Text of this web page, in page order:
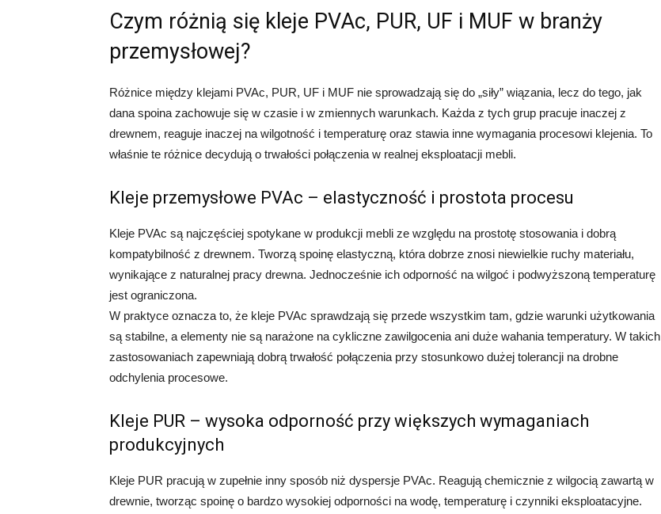
Czym różnią się kleje PVAc, PUR, UF i MUF w branży
przemysłowej?
Różnice między klejami PVAc, PUR, UF i MUF nie sprowadzają się do „siły” wiązania, lecz do tego, jak
dana spoina zachowuje się w czasie i w zmiennych warunkach. Każda z tych grup pracuje inaczej z
drewnem, reaguje inaczej na wilgotność i temperaturę oraz stawia inne wymagania procesowi klejenia. To
właśnie te różnice decydują o trwałości połączenia w realnej eksploatacji mebli.
Kleje przemysłowe PVAc – elastyczność i prostota procesu
Kleje PVAc są najczęściej spotykane w produkcji mebli ze względu na prostotę stosowania i dobrą
kompatybilność z drewnem. Tworzą spoinę elastyczną, która dobrze znosi niewielkie ruchy materiału,
wynikające z naturalnej pracy drewna. Jednocześnie ich odporność na wilgoć i podwyższoną temperaturę
jest ograniczona.
W praktyce oznacza to, że kleje PVAc sprawdzają się przede wszystkim tam, gdzie warunki użytkowania
są stabilne, a elementy nie są narażone na cykliczne zawilgocenia ani duże wahania temperatury. W takich
zastosowaniach zapewniają dobrą trwałość połączenia przy stosunkowo dużej tolerancji na drobne
odchylenia procesowe.
Kleje PUR – wysoka odporność przy większych wymaganiach
produkcyjnych
Kleje PUR pracują w zupełnie inny sposób niż dyspersje PVAc. Reagują chemicznie z wilgocią zawartą w
drewnie, tworząc spoinę o bardzo wysokiej odporności na wodę, temperaturę i czynniki eksploatacyjne.